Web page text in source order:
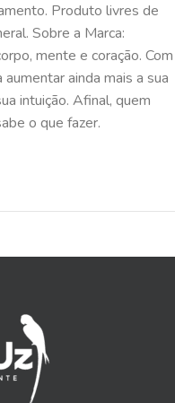
Produto livres de
Sobre a Marca:
mente e coração. Com
ainda mais a sua
intuição. Afinal, quem
o que fazer.